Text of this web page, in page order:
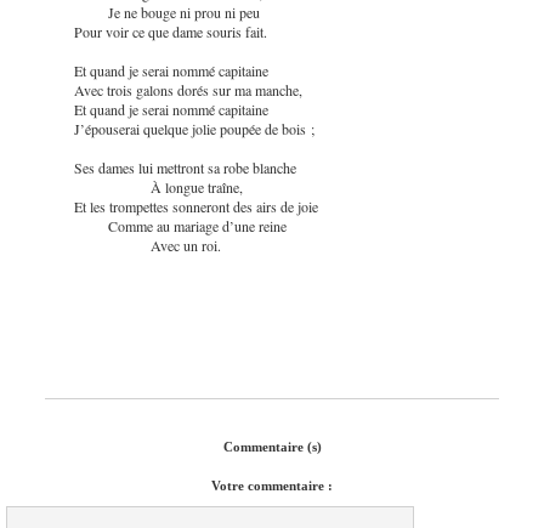
Je ne bouge ni prou ni peu
Pour voir ce que dame souris fait.
Et quand je serai nommé capitaine
Avec trois galons dorés sur ma manche,
Et quand je serai nommé capitaine
J’épouserai quelque jolie poupée de bois ;
Ses dames lui mettront sa robe blanche
À longue traîne,
Et les trompettes sonneront des airs de joie
Comme au mariage d’une reine
Avec un roi.
Commentaire (s)
Votre commentaire :